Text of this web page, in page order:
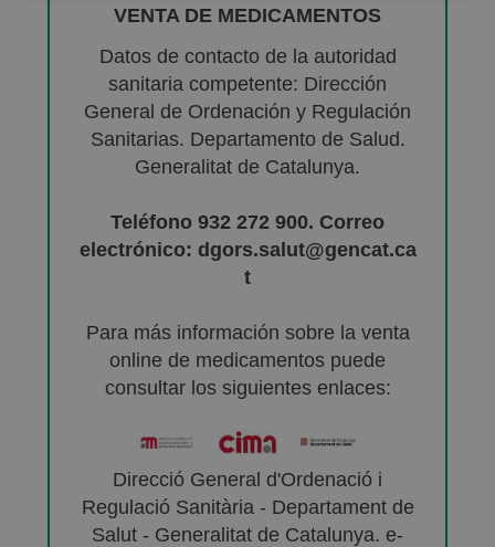
VENTA DE MEDICAMENTOS
Datos de contacto de la autoridad
sanitaria competente: Dirección
General de Ordenación y Regulación
Sanitarias. Departamento de Salud.
Generalitat de Catalunya.
Teléfono 932 272 900. Correo
electrónico: dgors.salut@gencat.ca
t
Para más información sobre la venta
online de medicamentos puede
consultar los siguientes enlaces:
Direcció General d'Ordenació i
Regulació Sanitària - Departament de
Salut - Generalitat de Catalunya. e-